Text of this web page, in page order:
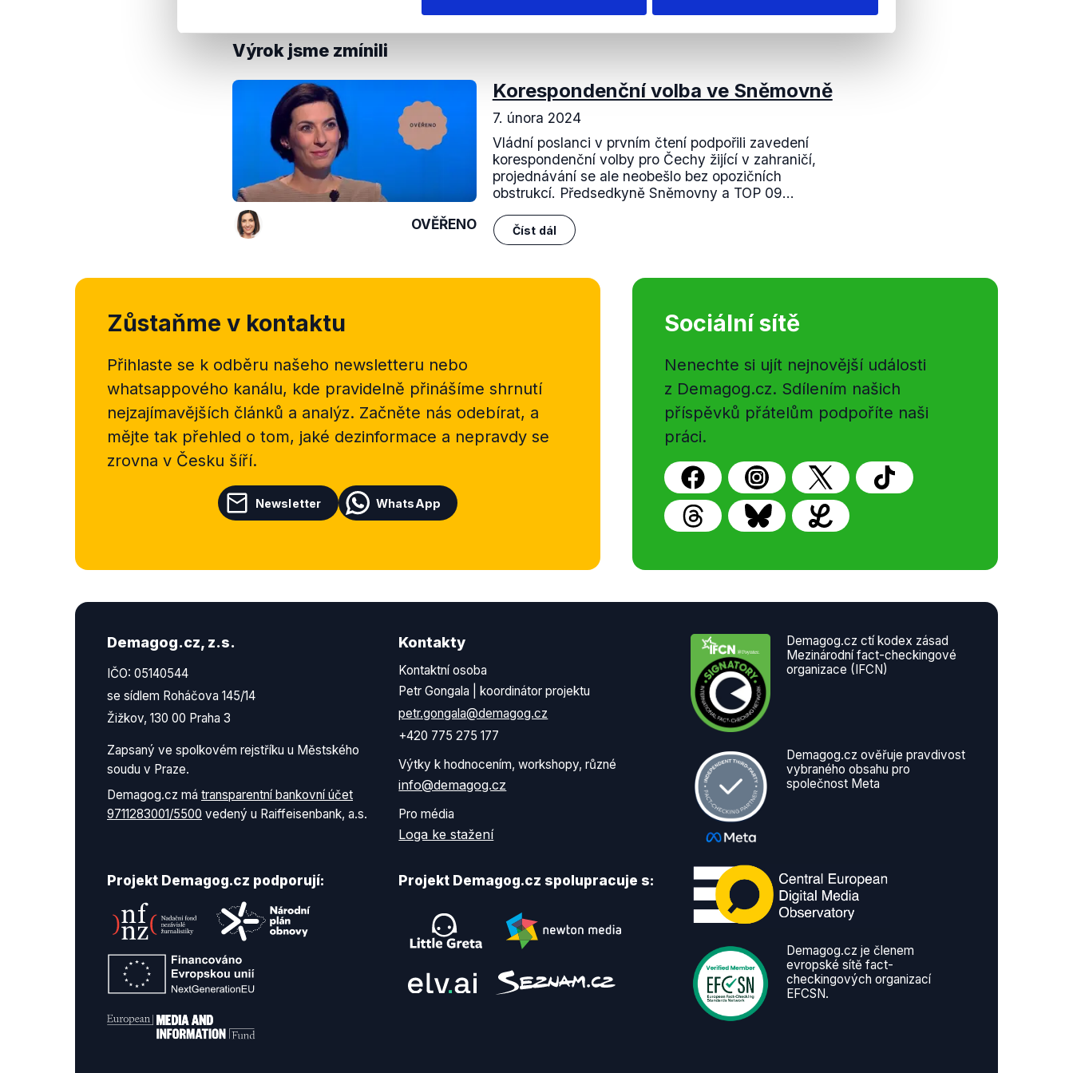
Výrok jsme zmínili
OVĚŘENO
Korespondenční volba ve Sněmovně
7. února 2024
Vládní poslanci v prvním čtení podpořili zavedení
korespondenční volby pro Čechy žijící v zahraničí,
projednávání se ale neobešlo bez opozičních
obstrukcí. Předsedkyně Sněmovny a TOP 09...
Číst dál
Zůstaňme v kontaktu
Přihlaste se k odběru našeho newsletteru nebo
whatsappového kanálu, kde pravidelně přinášíme shrnutí
nejzajímavějších článků a analýz. Začněte nás odebírat, a
mějte tak přehled o tom, jaké dezinformace a nepravdy se
zrovna v Česku šíří.
Newsletter WhatsApp
Sociální sítě
Nenechte si ujít nejnovější události
z Demagog.cz. Sdílením našich
příspěvků přátelům podpoříte naši
práci.
Demagog.cz, z.s.
IČO: 05140544
se sídlem Roháčova 145/14
Žižkov, 130 00 Praha 3
Zapsaný ve spolkovém rejstříku u Městského
soudu v Praze.
Demagog.cz má transparentní bankovní účet
9711283001/5500 vedený u Raiffeisenbank, a.s.
Kontakty
Kontaktní osoba
Petr Gongala | koordinátor projektu
petr.gongala@demagog.cz
+420 775 275 177
Výtky k hodnocením, workshopy, různé
info@demagog.cz
Pro média
Loga ke stažení
Projekt Demagog.cz podporují: Projekt Demagog.cz spolupracuje s:
Demagog.cz ctí kodex zásad
Mezinárodní fact-checkingové
organizace (IFCN)
Demagog.cz ověřuje pravdivost
vybraného obsahu pro
společnost Meta
Demagog.cz je členem
evropské sítě fact-
checkingových organizací
EFCSN.